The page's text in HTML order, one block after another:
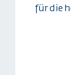
für die